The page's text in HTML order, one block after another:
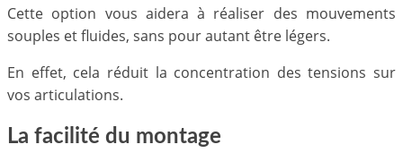
Cette option vous aidera à réaliser des mouvements
souples et fluides, sans pour autant être légers.
En effet, cela réduit la concentration des tensions sur
vos articulations.
La facilité du montage